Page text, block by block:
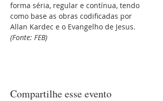
forma séria, regular e contínua, tendo
como base as obras codificadas por
Allan Kardec e o Evangelho de Jesus.
(Fonte: FEB)
Compartilhe esse evento